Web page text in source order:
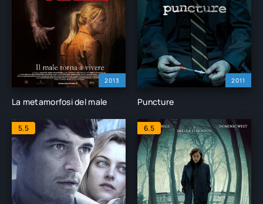
2013
La metamorfosi del male
2011
Puncture
5.5 6.5